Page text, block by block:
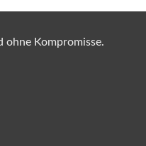
Kompromisse.